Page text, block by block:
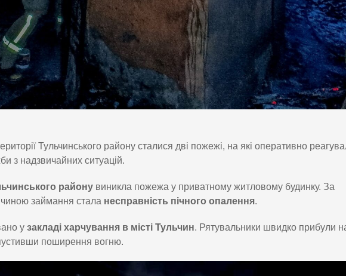
Тульчинського району сталися дві пожежі, на які оперативно
з надзвичайних ситуацій.
району виникла пожежа у приватному житловому будинку. За
займання стала несправність пічного опалення.
у закладі харчування в місті Тульчин. Рятувальники швидко прибули
поширення вогню.